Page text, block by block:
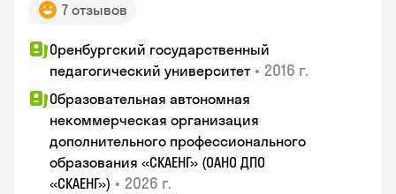
7 отзывов
Оренбургский государственный
педагогический университет • 2016 г.
Образовательная автономная
некоммерческая организация
дополнительного профессионального
образования «СКАЕНГ» (ОАНО ДПО
«СКАЕНГ») • 2026 г.